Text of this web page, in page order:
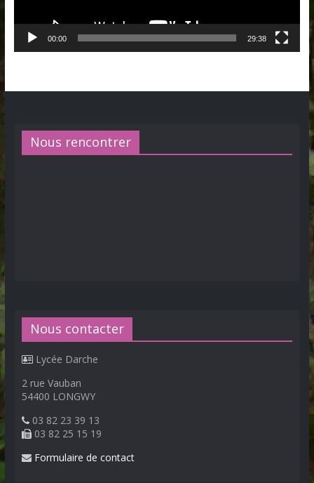
00:00 29:38
Nous rencontrer
Nous contacter
Lycée Darche
2 rue Vauban
54400 LONGWY
03 82 23 39 13
03 82 25 15 19
Formulaire de contact